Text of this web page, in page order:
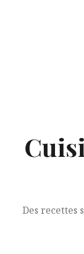
Des recettes